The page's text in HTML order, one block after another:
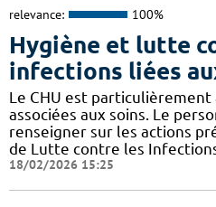
relevance: 100%
Hygiène et lutte
infections liées
Le CHU est
associées aux soins. Le
renseigner sur les actions
de Lutte contre les
18/02/2026 15:25